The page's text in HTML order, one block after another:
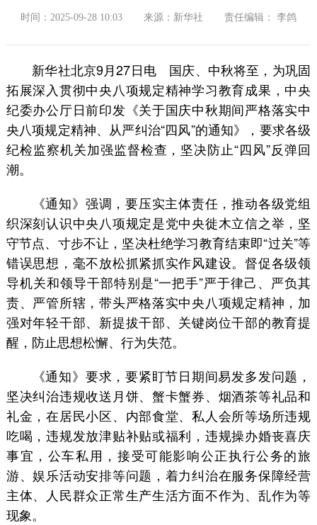
时间：2025-09-28 10:03 来源：新华社 责任编辑： 李鸽
新华社北京9月27日电 国庆、中秋将至，为巩固
拓展深入贯彻中央八项规定精神学习教育成果，中央
纪委办公厅日前印发《关于国庆中秋期间严格落实中
央八项规定精神、从严纠治“四风”的通知》，要求各级
纪检监察机关加强监督检查，坚决防止“四风”反弹回
潮。
《通知》强调，要压实主体责任，推动各级党组
织深刻认识中央八项规定是党中央徙木立信之举，坚
守节点、寸步不让，坚决杜绝学习教育结束即“过关”等
错误思想，毫不放松抓紧抓实作风建设。督促各级领
导机关和领导干部特别是“一把手”严于律己、严负其
责、严管所辖，带头严格落实中央八项规定精神，加
强对年轻干部、新提拔干部、关键岗位干部的教育提
醒，防止思想松懈、行为失范。
《通知》要求，要紧盯节日期间易发多发问题，
坚决纠治违规收送月饼、蟹卡蟹券、烟酒茶等礼品和
礼金，在居民小区、内部食堂、私人会所等场所违规
吃喝，违规发放津贴补贴或福利，违规操办婚丧喜庆
事宜，公车私用，接受可能影响公正执行公务的旅
游、娱乐活动安排等问题，着力纠治在服务保障经营
主体、人民群众正常生产生活方面不作为、乱作为等
现象。